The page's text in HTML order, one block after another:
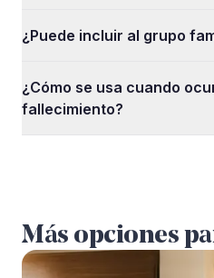
¿Puede incluir al grupo
¿Cómo se usa cuando
fallecimiento?
Más opciones